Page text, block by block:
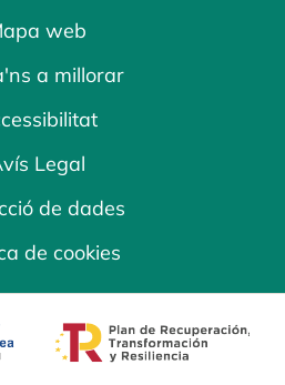
web
a millorar
Legal
de dades
de cookies
new tab opens in a new